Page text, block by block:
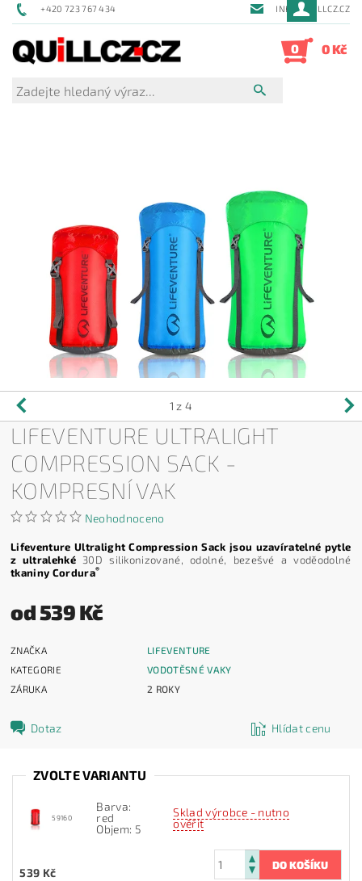
+420 723 767 434 INFO@QUILLCZ.CZ
0 0 Kč
1 z 4
LIFEVENTURE ULTRALIGHT
COMPRESSION SACK -
KOMPRESNÍ VAK
Neohodnoceno
Lifeventure Ultralight Compression Sack jsou uzavíratelné pytle
z ultralehké30D silikonizované, odolné, bezešvé a voděodolné
tkaniny Cordura®
od 539 Kč
ZNAČKA
LIFEVENTURE
KATEGORIE
VODOTĚSNÉ VAKY
ZÁRUKA
2 ROKY
Dotaz Hlídat cenu
ZVOLTE VARIANTU
59160
Barva:
red
Objem: 5
Sklad výrobce - nutno
ověřit
539 Kč